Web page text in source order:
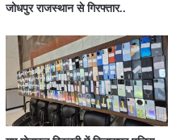
जोधपुर राजस्थान से गिरफ्तार..